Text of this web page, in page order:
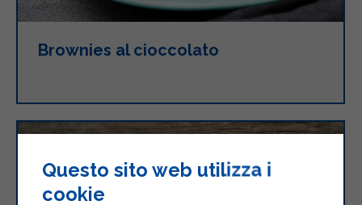
Brownies al cioccolato
Questo sito web utilizza i
cookie